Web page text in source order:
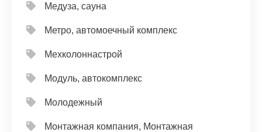
Медуза, сауна
Метро, автомоечный комплекс
Мехколоннастрой
Модуль, автокомплекс
Молодежный
Монтажная компания, Монтажная